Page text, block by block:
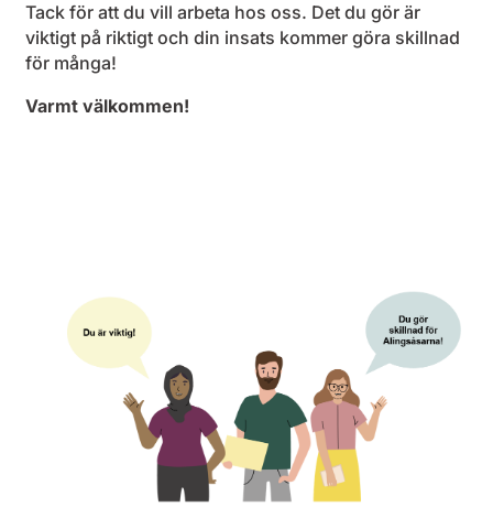
Tack för att du vill arbeta hos oss. Det du gör är
viktigt på riktigt och din insats kommer göra skillnad
för många!
Varmt välkommen!